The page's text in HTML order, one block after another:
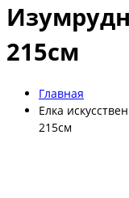
215см
Главная
Елка
215см